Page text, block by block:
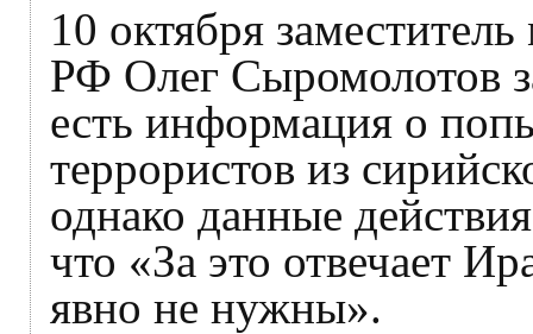
10 октября
РФ Олег Сыромолотов
есть информация о
террористов из
однако данные
что «За это отвечает
явно не нужны».